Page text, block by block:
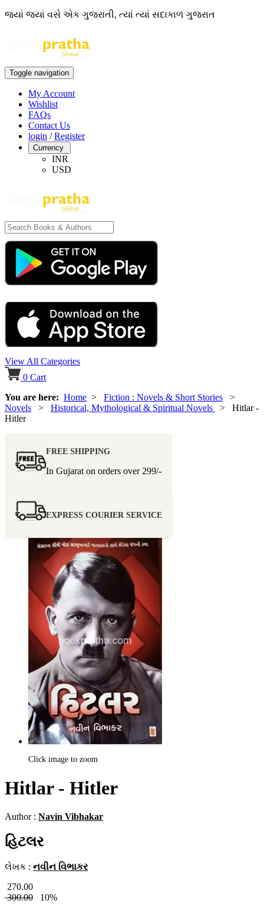
જ્યાં જ્યાં વસે એક ગુજરાતી, ત્યાં ત્યાં સદાકાળ ગુજરાત
Toggle navigation
My Account
Wishlist
FAQs
Contact Us
login /Register
Currency
INR
USD
View All Categories
0 Cart
You are here: Home > Fiction : Novels & Short Stories >
Novels > Historical, Mythological & Spiritual Novels
> Hitlar -
Hitler
FREE SHIPPING
In Gujarat on orders over 299/-
EXPRESS COURIER SERVICE
Click image to zoom
Hitlar - Hitler
Author : Navin Vibhakar
હિટલર
લેખક : નવીન વિભાકર
270.00
300.00
10%